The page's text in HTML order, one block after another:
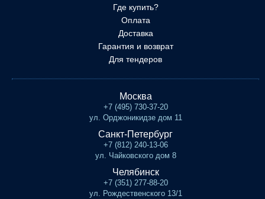
Где купить?
Оплата
Доставка
Гарантия и возврат
Для тендеров
Москва
+7 (495) 730-37-20
ул. Орджоникидзе дом 11
Санкт-Петербург
+7 (812) 240-13-06
ул. Чайковского дом 8
Челябинск
+7 (351) 277-88-20
ул. Рождественского 13/1